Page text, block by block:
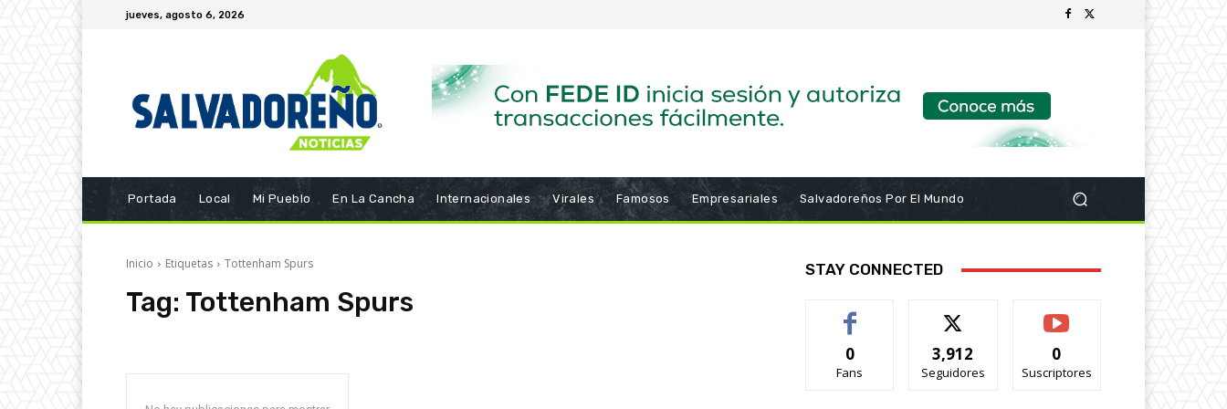
jueves, agosto 6, 2026
Portada Local Mi Pueblo En La Cancha Internacionales Virales Famosos Empresariales Salvadoreños Por El Mundo
Inicio Etiquetas Tottenham Spurs
Tag: Tottenham Spurs
STAY CONNECTED
0
Fans
3,912
Seguidores
0
Suscriptores